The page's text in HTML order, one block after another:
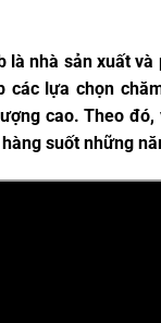
là nhà sản xuất
các lựa chọn
cao. Theo
suốt những